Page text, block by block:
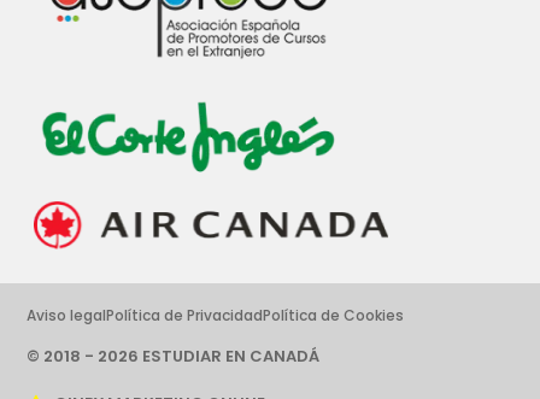
© 2018 - 2026 ESTUDIAR EN CANADÁ
Aviso legalPolítica de PrivacidadPolítica de Cookies